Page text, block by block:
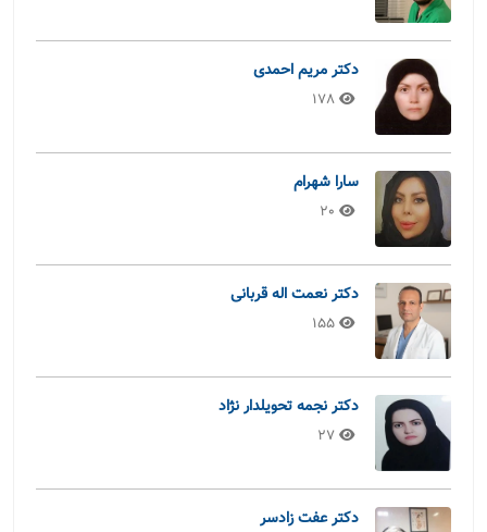
دکتر مریم احمدی
178
سارا شهرام
20
دکتر نعمت اله قربانی
155
دکتر نجمه تحویلدار نژاد
27
دکتر عفت زادسر